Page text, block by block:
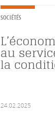
SOCIÉTÉS
au
la
24.02.2025